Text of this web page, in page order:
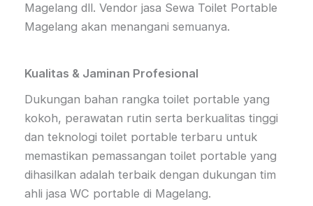
Magelang dll. Vendor jasa Sewa Toilet Portable
Magelang akan menangani semuanya.
Kualitas & Jaminan Profesional
Dukungan bahan rangka toilet portable yang
kokoh, perawatan rutin serta berkualitas tinggi
dan teknologi toilet portable terbaru untuk
memastikan pemassangan toilet portable yang
dihasilkan adalah terbaik dengan dukungan tim
ahli jasa WC portable di Magelang.